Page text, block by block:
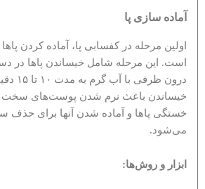
آماده‌ سازی پا
اولین مرحله در کفسابی پا، آماده کردن پاها
است. این مرحله شامل خیساندن پاها در
درون
خیساندن باعث نرم شدن پوست‌های
خستگی پاها و آماده شدن آنها برای حذف
می‌شود.
ابزار و روش‌ها: